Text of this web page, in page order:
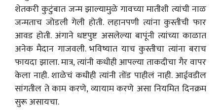
शेतकरी कुटुंबात जन्म झाल्यामुळे गावच्या मातीशी त्यांची नाळ
जन्मताच जोडली गेली होती. लहानपणी त्यांना कुस्तीची फार
आवड होती. अंगाने धष्टपुष्ट असलेल्या बापूंनी त्यांच्या काळात
अनेक मैदान गाजवली. भविष्यात याच कुस्तीचा त्यांना बराच
फायदा झाला. मात्र, त्यांनी कधीही आपल्या ताकदीचा गैर वापर
केला नाही. शाळेचं कधीही त्यांनी तोंड पाहीलं नाही. आईवडील
सांगतील ते काम करणे, व्यायाम करणे असा नियमित दिनक्रम
सुरू असायचा.